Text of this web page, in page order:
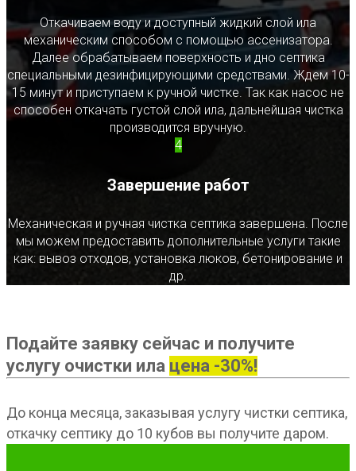
Откачиваем воду и доступный жидкий слой ила
механическим способом с помощью ассенизатора.
Далее обрабатываем поверхность и дно септика
специальными дезинфицирующими средствами. Ждем 10-
15 минут и приступаем к ручной чистке. Так как насос не
способен откачать густой слой ила, дальнейшая чистка
производится вручную.
4
Завершение работ
Механическая и ручная чистка септика завершена. После
мы можем предоставить дополнительные услуги такие
как: вывоз отходов, установка люков, бетонирование и
др.
Подайте заявку сейчас и получите
услугу очистки ила цена -30%!
До конца месяца, заказывая услугу чистки септика,
откачку септику до 10 кубов вы получите даром.